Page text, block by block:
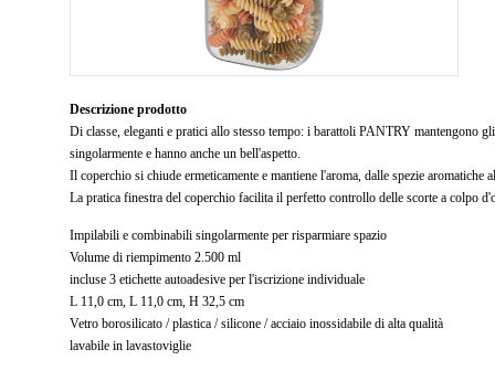
Descrizione prodotto
Di classe, eleganti e pratici allo stesso tempo: i barattoli PANTRY mantengono
singolarmente e hanno anche un bell'aspetto.
Il coperchio si chiude ermeticamente e mantiene l'aroma, dalle spezie aromatiche
La pratica finestra del coperchio facilita il perfetto controllo delle scorte a colpo
Impilabili e combinabili singolarmente per risparmiare spazio
Volume di riempimento 2.500 ml
incluse 3 etichette autoadesive per l'iscrizione individuale
L 11,0 cm, L 11,0 cm, H 32,5 cm
Vetro borosilicato / plastica / silicone / acciaio inossidabile di alta qualità
lavabile in lavastoviglie